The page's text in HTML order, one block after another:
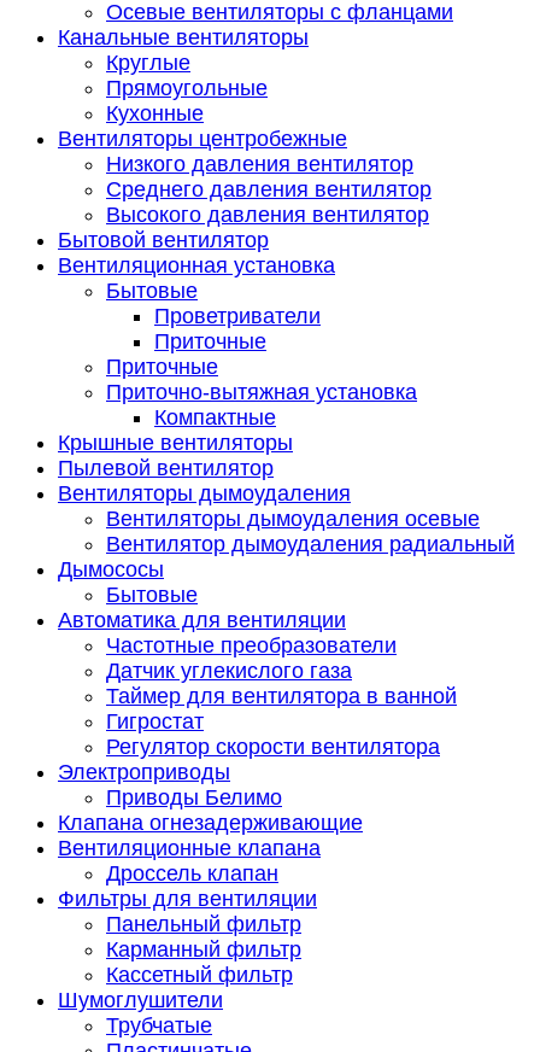
Осевые вентиляторы с фланцами
Канальные вентиляторы
Круглые
Прямоугольные
Кухонные
Вентиляторы центробежные
Низкого давления вентилятор
Среднего давления вентилятор
Высокого давления вентилятор
Бытовой вентилятор
Вентиляционная установка
Бытовые
Проветриватели
Приточные
Приточные
Приточно-вытяжная установка
Компактные
Крышные вентиляторы
Пылевой вентилятор
Вентиляторы дымоудаления
Вентиляторы дымоудаления осевые
Вентилятор дымоудаления радиальный
Дымососы
Бытовые
Автоматика для вентиляции
Частотные преобразователи
Датчик углекислого газа
Таймер для вентилятора в ванной
Гигростат
Регулятор скорости вентилятора
Электроприводы
Приводы Белимо
Клапана огнезадерживающие
Вентиляционные клапана
Дроссель клапан
Фильтры для вентиляции
Панельный фильтр
Карманный фильтр
Кассетный фильтр
Шумоглушители
Трубчатые